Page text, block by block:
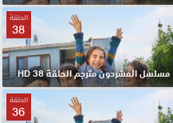
الحلقة
38
مسلسل المشردون مترجم الحلقة 38 HD
الحلقة
36